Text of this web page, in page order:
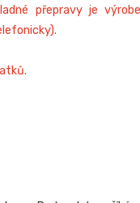
přepravy je